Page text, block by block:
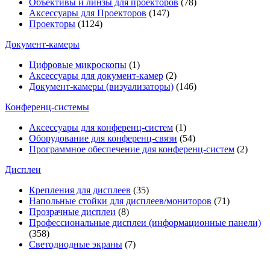
Объективы и линзы для проекторов (78)
Аксессуары для Проекторов (147)
Проекторы (1124)
Документ-камеры
Цифровые микроскопы (1)
Аксессуары для документ-камер (2)
Документ-камеры (визуализаторы) (146)
Конференц-системы
Аксессуары для конференц-систем (1)
Оборудование для конференц-связи (54)
Программное обеспечение для конференц-систем (2)
Дисплеи
Крепления для дисплеев (35)
Напольные стойки для дисплеев/мониторов (71)
Прозрачные дисплеи (8)
Профессиональные дисплеи (информационные панели)
(358)
Светодиодные экраны (7)